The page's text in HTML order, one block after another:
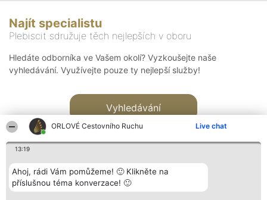
ORLOVÉ Cestovního Ruchu Live chat
13:19
Ahoj, rádi Vám pomůžeme! 🙂 Klikněte na
příslušnou téma konverzace! 🙂
Najít specialistu
Plebiscit sdružuje těch nejlepších v oboru
Hledáte odborníka ve Vašem okolí? Vyzkoušejte naše
vyhledávání. Využívejte pouze ty nejlepší služby!
Vyhledávání